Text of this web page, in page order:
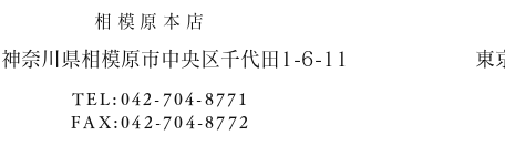
相模原本店 世田
神奈川県相模原市中央区千代田1-6-11 ​ 東京
TEL:042-704-8771
FAX:042-704-8772